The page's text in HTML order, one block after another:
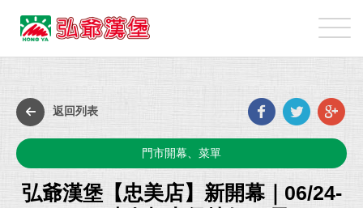
弘
爺
國
企
業
股
份
有
消
返回列表
門市開幕、菜單
弘爺漢堡【忠美店】新開幕｜06/24-